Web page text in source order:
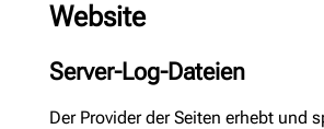
Website
Server-Log-Dateien
Der Provider der Seiten erhebt und